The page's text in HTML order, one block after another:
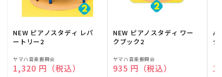
NEW ピアノスタディ レパ
ートリー2
販
売
ヤマハ音楽振興会
通常価格
1,320 円（税込）
NEW ピアノスタディ ワー
クブック2
販
売
ヤマハ音楽振興会
通常価格
935 円（税込）
バ
ク
売